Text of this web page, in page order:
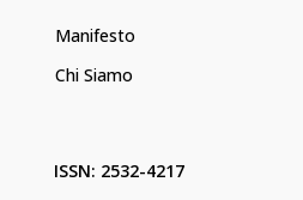
Manifesto
Chi Siamo
ISSN: 2532-4217